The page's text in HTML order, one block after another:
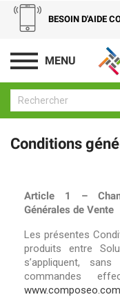
BESOIN D'AIDE
MENU
Conditions
Article 1 –
Générales de Vente
Les présentes
produits entre
s’appliquent,
commandes
www.composeo.com